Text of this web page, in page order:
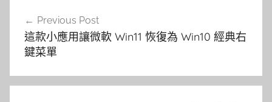
章
導
覽
Previous Post
這款小應用讓微軟 Win11 恢復為 Win10 經典右
鍵菜單